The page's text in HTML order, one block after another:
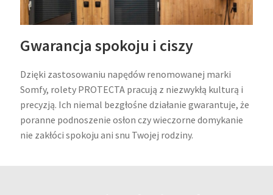
Gwarancja spokoju i ciszy
Dzięki zastosowaniu napędów renomowanej marki
Somfy, rolety PROTECTA pracują z niezwykłą kulturą i
precyzją. Ich niemal bezgłośne działanie gwarantuje, że
poranne podnoszenie osłon czy wieczorne domykanie
nie zakłóci spokoju ani snu Twojej rodziny.